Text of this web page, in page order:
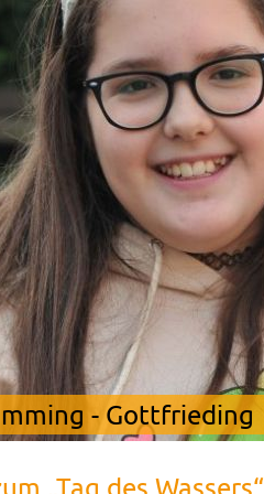
- Gottfrieding
„Tag des Wassers“